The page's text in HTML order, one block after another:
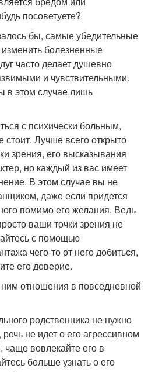
посоветуете?
бы, самые убедительные
болезненные
часто делает душевно
и чувствительными.
в этом случае лишь
с психически больным,
Лучше всего открыто
зрения, его высказывания
но каждый из вас имеет
В этом случае вы не
даже если придется
помимо его желания. Ведь
ваши точки зрения не
с помощью
чего-то от него добиться,
его доверие.
отношения в повседневной
родственника не нужно
речь не идет о его агрессивном
вовлекайте его в
больше узнать о его